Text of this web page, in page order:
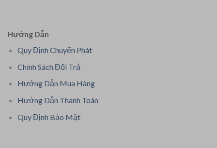
Hướng Dẫn
Quy Định Chuyển Phát
Chính Sách Đổi Trả
Hướng Dẫn Mua Hàng
Hướng Dẫn Thanh Toán
Quy Định Bảo Mật